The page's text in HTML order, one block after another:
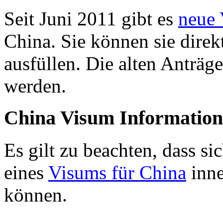
Seit Juni 2011 gibt es neue
China. Sie können sie
ausfüllen. Die alten
werden.
China Visum
Es gilt zu beachten, dass
eines Visums für China
können.